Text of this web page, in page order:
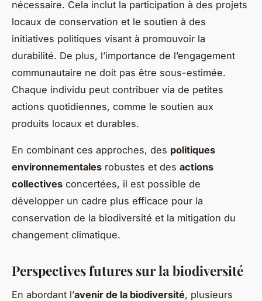
nécessaire. Cela inclut la participation à des projets
locaux de conservation et le soutien à des
initiatives politiques visant à promouvoir la
durabilité. De plus, l’importance de l’engagement
communautaire ne doit pas être sous-estimée.
Chaque individu peut contribuer via de petites
actions quotidiennes, comme le soutien aux
produits locaux et durables.
En combinant ces approches, des politiques
environnementales robustes et des actions
collectives concertées, il est possible de
développer un cadre plus efficace pour la
conservation de la biodiversité et la mitigation du
changement climatique.
Perspectives futures sur la biodiversité
En abordant l’avenir de la biodiversité, plusieurs